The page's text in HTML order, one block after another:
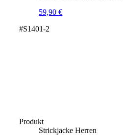
59,90€
#S1401-2
Produkt
Strickjacke Herren